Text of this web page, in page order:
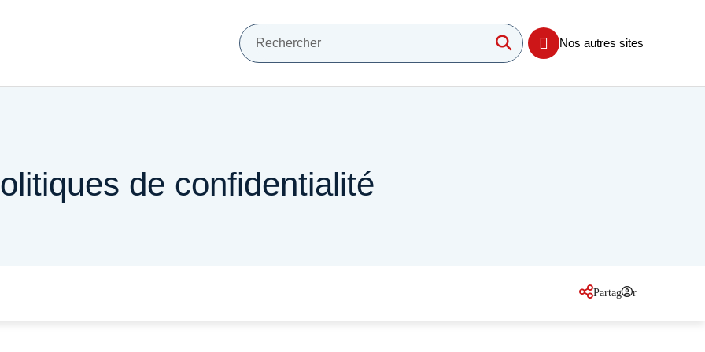
PRINCIPALE Recherche
Mots clés de minimum 3 caractères Lancer la recherche
Nos autres sites
de confidentialité
Partager
sur les réseaux